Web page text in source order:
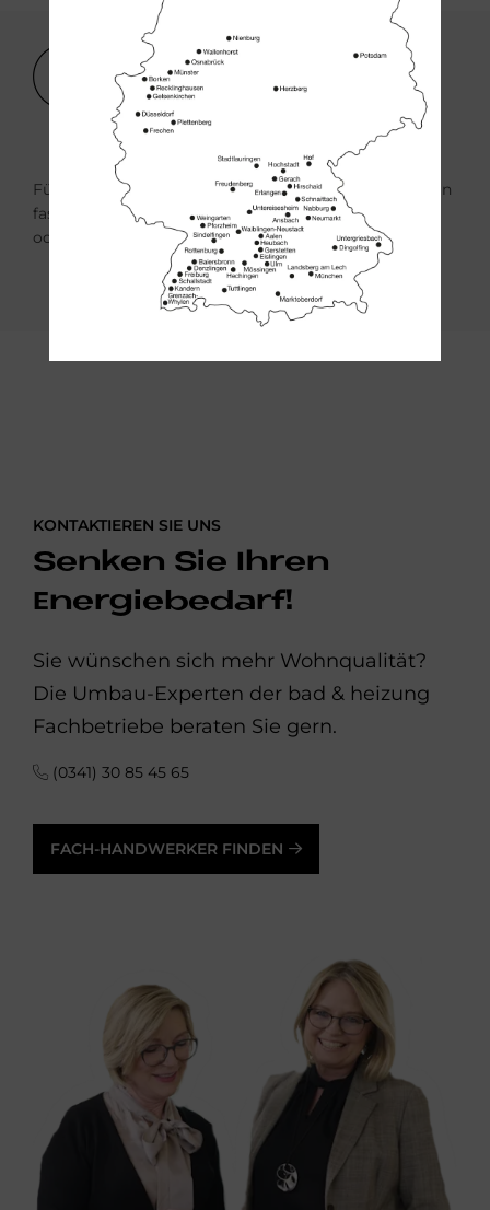
Bild
Für die individuelle Gestaltung stehen neben Putzen in
fast jedem Farbton weitere Oberflächen wie Klinker
oder Naturstein zur Wahl.
KONTAKTIEREN SIE UNS
Senken Sie Ihren
Energiebedarf!
Sie wünschen sich mehr Wohnqualität?
Die Umbau-Experten der bad & heizung
Fachbetriebe beraten Sie gern.
(0341) 30 85 45 65
FACH-HANDWERKER FINDEN